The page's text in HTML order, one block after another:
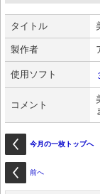
タイトル
製作者
使用ソフト
コメント
今月の一枚トップへ
前へ